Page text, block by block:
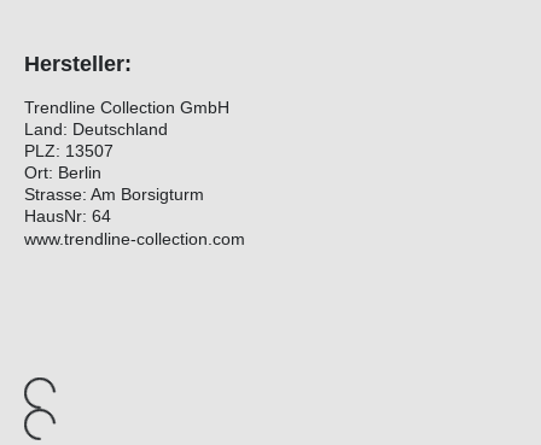
Hersteller:
Trendline Collection GmbH
Land: Deutschland
PLZ: 13507
Ort: Berlin
Strasse: Am Borsigturm
HausNr: 64
www.trendline-collection.com